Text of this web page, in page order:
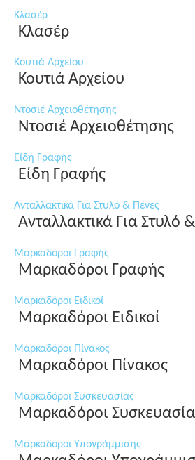
Κλασέρ
Κλασέρ
Κουτιά Αρχείου
Κουτιά Αρχείου
Ντοσιέ Αρχειοθέτησης
Ντοσιέ Αρχειοθέτησης
Είδη Γραφής
Είδη Γραφής
Ανταλλακτικά Για Στυλό & Πένες
Ανταλλακτικά Για Στυλό
Μαρκαδόροι Γραφής
Μαρκαδόροι Γραφής
Μαρκαδόροι Ειδικοί
Μαρκαδόροι Ειδικοί
Μαρκαδόροι Πίνακος
Μαρκαδόροι Πίνακος
Μαρκαδόροι Συσκευασίας
Μαρκαδόροι
Μαρκαδόροι Υπογράμμισης